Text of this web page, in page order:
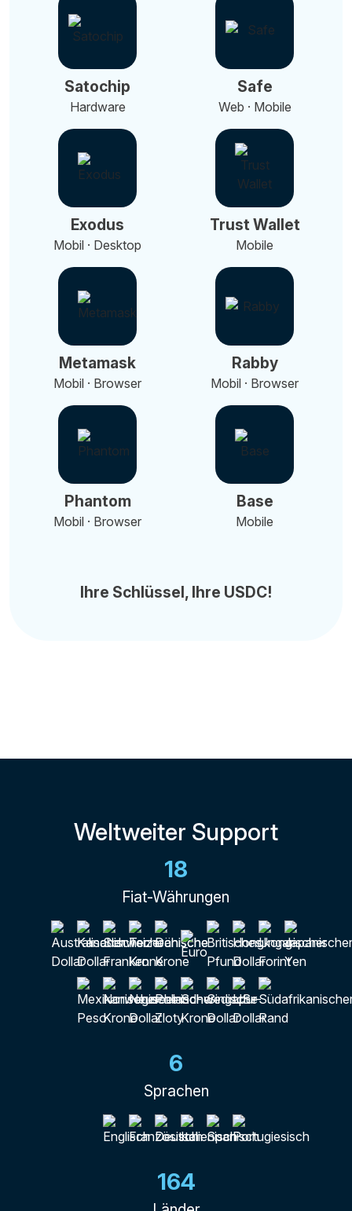
Satochip
Hardware
Safe
Web · Mobile
Exodus
Mobil · Desktop
Trust Wallet
Mobile
Metamask
Mobil · Browser
Rabby
Mobil · Browser
Phantom
Mobil · Browser
Base
Mobile
Ihre Schlüssel, Ihre USDC!
Weltweiter Support
18
Fiat-Währungen
6
Sprachen
164